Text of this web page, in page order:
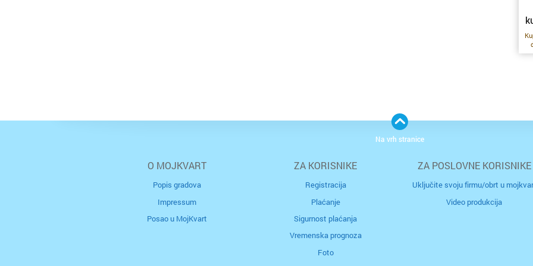
O MOJKVART
Popis gradova
Impressum
Posao u MojKvart
ZA KORISNIKE
Registracija
Plaćanje
Sigurnost plaćanja
Vremenska prognoza
Foto
ZA POSLOVNE KORISNIKE
Uključite svoju firmu/obrt u
Video produkcija
Na vrh stranice